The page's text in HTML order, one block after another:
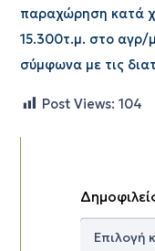
παραχώρηση κατά
15.300τ.μ. στο
σύμφωνα με τις
Post Views: 104
Δημοφιλείς